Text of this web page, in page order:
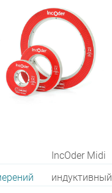
IncOder Midi
индуктивный